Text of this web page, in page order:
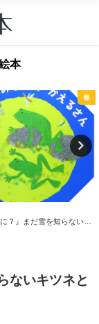
本
春
？』まだ雪を知らないキ
ないキツネと